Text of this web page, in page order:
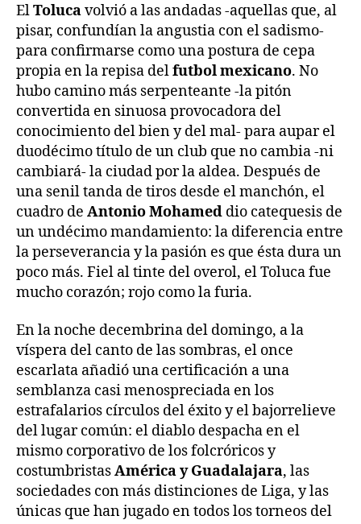
ElTolucavolvió a las andadas -aquellas que, al
pisar, confundían la angustia con el sadismo-
para confirmarse como una postura de cepa
propia en la repisa delfutbol mexicano. No
hubo camino más serpenteante -la pitón
convertida en sinuosa provocadora del
conocimiento del bien y del mal- para aupar el
duodécimo título de un club que no cambia -ni
cambiará- la ciudad por la aldea. Después de
una senil tanda de tiros desde el manchón, el
cuadro de Antonio Mohamed dio catequesis de
un undécimo mandamiento: la diferencia entre
la perseverancia y la pasión es que ésta dura un
poco más. Fiel al tinte del overol, el Toluca fue
mucho corazón; rojo como la furia.
En la noche decembrina del domingo, a la
víspera del canto de las sombras, el once
escarlata añadió una certificación a una
semblanza casi menospreciada en los
estrafalarios círculos del éxito y el bajorrelieve
del lugar común: el diablo despacha en el
mismo corporativo de los folcróricos y
costumbristasAmérica y Guadalajara, las
sociedades con más distinciones de Liga, y las
únicas que han jugado en todos los torneos del